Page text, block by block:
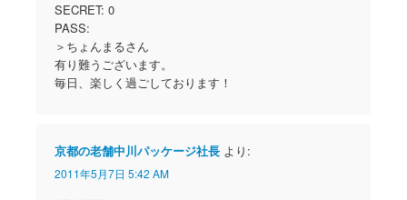
SECRET: 0
PASS:
＞ちょんまるさん
有り難うございます。
毎日、楽しく過ごしております！
京都の老舗中川パッケージ社長 より:
2011年5月7日 5:42 AM